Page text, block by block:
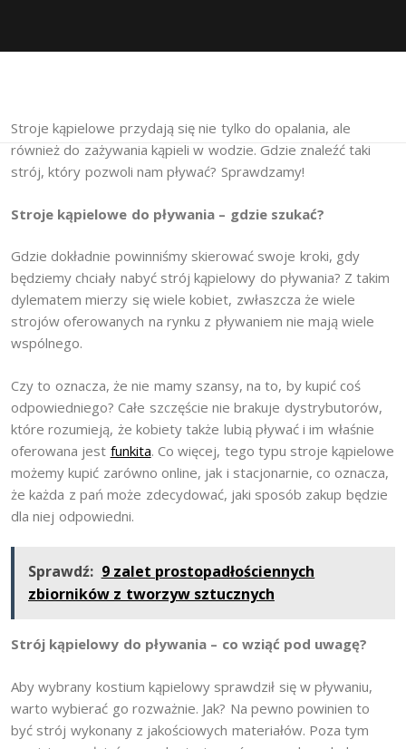
Stroje kąpielowe przydają się nie tylko do opalania, ale
również do zażywania kąpieli w wodzie. Gdzie znaleźć taki
strój, który pozwoli nam pływać? Sprawdzamy!
Stroje kąpielowe do pływania – gdzie szukać?
Gdzie dokładnie powinniśmy skierować swoje kroki, gdy
będziemy chciały nabyć strój kąpielowy do pływania? Z takim
dylematem mierzy się wiele kobiet, zwłaszcza że wiele
strojów oferowanych na rynku z pływaniem nie mają wiele
wspólnego.
Czy to oznacza, że nie mamy szansy, na to, by kupić coś
odpowiedniego? Całe szczęście nie brakuje dystrybutorów,
które rozumieją, że kobiety także lubią pływać i im właśnie
oferowana jest funkita. Co więcej, tego typu stroje kąpielowe
możemy kupić zarówno online, jak i stacjonarnie, co oznacza,
że każda z pań może zdecydować, jaki sposób zakup będzie
dla niej odpowiedni.
Sprawdź: 9 zalet prostopadłościennych
zbiorników z tworzyw sztucznych
Strój kąpielowy do pływania – co wziąć pod uwagę?
Aby wybrany kostium kąpielowy sprawdził się w pływaniu,
warto wybierać go rozważnie. Jak? Na pewno powinien to
być strój wykonany z jakościowych materiałów. Poza tym